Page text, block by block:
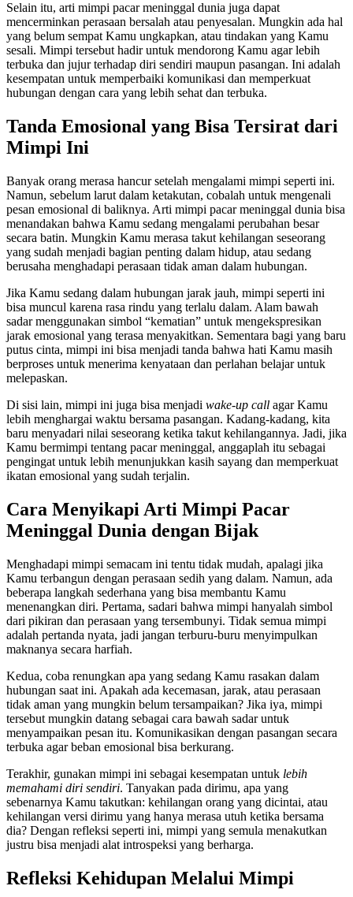
Selain itu, arti mimpi pacar meninggal dunia juga dapat
mencerminkan perasaan bersalah atau penyesalan. Mungkin ada hal
yang belum sempat Kamu ungkapkan, atau tindakan yang Kamu
sesali. Mimpi tersebut hadir untuk mendorong Kamu agar lebih
terbuka dan jujur terhadap diri sendiri maupun pasangan. Ini adalah
kesempatan untuk memperbaiki komunikasi dan memperkuat
hubungan dengan cara yang lebih sehat dan terbuka.
Tanda Emosional yang Bisa Tersirat dari
Mimpi Ini
Banyak orang merasa hancur setelah mengalami mimpi seperti ini.
Namun, sebelum larut dalam ketakutan, cobalah untuk mengenali
pesan emosional di baliknya. Arti mimpi pacar meninggal dunia bisa
menandakan bahwa Kamu sedang mengalami perubahan besar
secara batin. Mungkin Kamu merasa takut kehilangan seseorang
yang sudah menjadi bagian penting dalam hidup, atau sedang
berusaha menghadapi perasaan tidak aman dalam hubungan.
Jika Kamu sedang dalam hubungan jarak jauh, mimpi seperti ini
bisa muncul karena rasa rindu yang terlalu dalam. Alam bawah
sadar menggunakan simbol “kematian” untuk mengekspresikan
jarak emosional yang terasa menyakitkan. Sementara bagi yang baru
putus cinta, mimpi ini bisa menjadi tanda bahwa hati Kamu masih
berproses untuk menerima kenyataan dan perlahan belajar untuk
melepaskan.
Di sisi lain, mimpi ini juga bisa menjadi wake-up call agar Kamu
lebih menghargai waktu bersama pasangan. Kadang-kadang, kita
baru menyadari nilai seseorang ketika takut kehilangannya. Jadi, jika
Kamu bermimpi tentang pacar meninggal, anggaplah itu sebagai
pengingat untuk lebih menunjukkan kasih sayang dan memperkuat
ikatan emosional yang sudah terjalin.
Cara Menyikapi Arti Mimpi Pacar
Meninggal Dunia dengan Bijak
Menghadapi mimpi semacam ini tentu tidak mudah, apalagi jika
Kamu terbangun dengan perasaan sedih yang dalam. Namun, ada
beberapa langkah sederhana yang bisa membantu Kamu
menenangkan diri. Pertama, sadari bahwa mimpi hanyalah simbol
dari pikiran dan perasaan yang tersembunyi. Tidak semua mimpi
adalah pertanda nyata, jadi jangan terburu-buru menyimpulkan
maknanya secara harfiah.
Kedua, coba renungkan apa yang sedang Kamu rasakan dalam
hubungan saat ini. Apakah ada kecemasan, jarak, atau perasaan
tidak aman yang mungkin belum tersampaikan? Jika iya, mimpi
tersebut mungkin datang sebagai cara bawah sadar untuk
menyampaikan pesan itu. Komunikasikan dengan pasangan secara
terbuka agar beban emosional bisa berkurang.
Terakhir, gunakan mimpi ini sebagai kesempatan untuk lebih
memahami diri sendiri. Tanyakan pada dirimu, apa yang
sebenarnya Kamu takutkan: kehilangan orang yang dicintai, atau
kehilangan versi dirimu yang hanya merasa utuh ketika bersama
dia? Dengan refleksi seperti ini, mimpi yang semula menakutkan
justru bisa menjadi alat introspeksi yang berharga.
Refleksi Kehidupan Melalui Mimpi